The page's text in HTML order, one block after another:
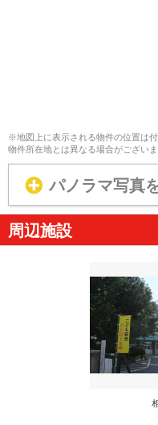
※地図上に表示される物件の位置は
物件所在地とは異なる場合がございま
パノラマ写真
周辺施設